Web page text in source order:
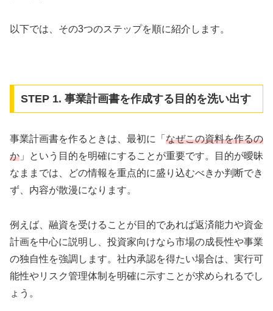
以下では、その3つのステップを順に紹介します。
STEP 1. 事業計画書を作成する目的を洗い出す
事業計画書を作るときは、最初に「 なぜこの資料を作るの
か 」という目的を明確にすることが重要です。目的が曖昧
なままでは、どの情報を重点的に盛り込むべきか判断でき
ず、内容が散漫になります。
例えば、融資を受けることが目的であれば返済能力や資金
計画を中心に説明し、投資家向けなら市場の成長性や事業
の独自性を強調します。社内承認を得たい場合は、実行可
能性やリスク管理体制を明確に示すことが求められるでし
ょう。